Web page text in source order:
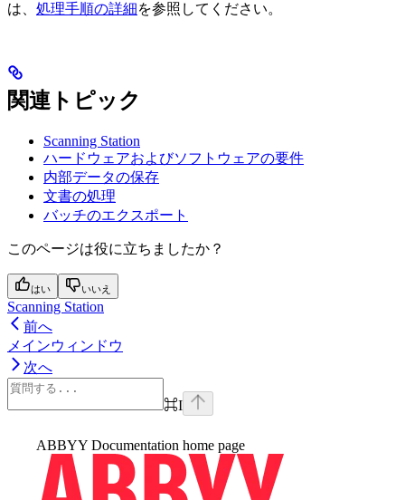
は、 処理手順の詳細を参照してください。
関連トピック
Scanning Station
ハードウェアおよびソフトウェアの要件
内部データの保存
文書の処理
バッチのエクスポート
このページは役に立ちましたか？
はい いいえ
Scanning Station
前へ
メインウィンドウ
次へ
⌘I
ABBYY Documentation home page